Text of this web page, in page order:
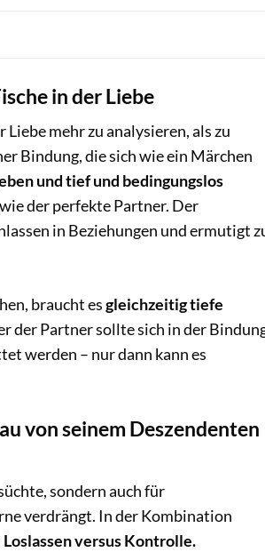
in der Liebe
mehr zu analysieren, als zu
Bindung, die sich wie ein Märchen
und tief und bedingungslos
der perfekte Partner. Der
in Beziehungen und ermutigt
braucht esgleichzeitig tiefe
der Partner sollte sich in der
werden – nur dann kann es
von seinem Deszendenten
sondern auch für
verdrängt. In der Kombination
Loslassen versus Kontrolle.